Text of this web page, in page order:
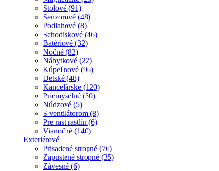
Stolové (91)
Senzorové (48)
Podlahové (8)
Schodiskové (46)
Batériové (32)
Nočné (82)
Nábytkové (22)
Kúpeľnové (96)
Detské (48)
Kancelárske (120)
Priemyselné (30)
Núdzové (5)
S ventilátorom (8)
Pre rast rastlín (6)
Vianočné (140)
Exteriérové
Prisadené stropné (76)
Zapustené stropné (35)
Závesné (6)